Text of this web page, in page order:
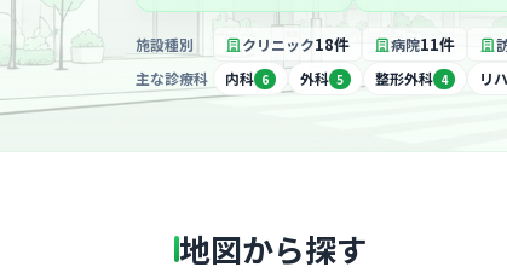
施設種別 クリニック18件 病院11件
主な診療科 内科 6 外科 5 整形外科 4 リ
地図から探す